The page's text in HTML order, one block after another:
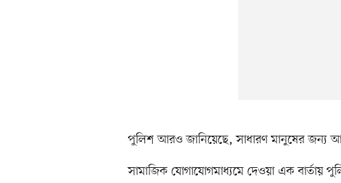
পুলিশ আরও জানিয়েছে, সাধারণ মানুষের
সামাজিক যোগাযোগমাধ্যমে দেওয়া এক বার্তায়